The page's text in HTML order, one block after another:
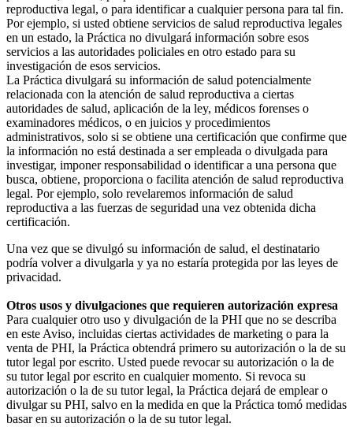
reproductiva legal, o para identificar a cualquier persona para tal fin.
Por ejemplo, si usted obtiene servicios de salud reproductiva legales
en un estado, la Práctica no divulgará información sobre esos
servicios a las autoridades policiales en otro estado para su
investigación de esos servicios.
La Práctica divulgará su información de salud potencialmente
relacionada con la atención de salud reproductiva a ciertas
autoridades de salud, aplicación de la ley, médicos forenses o
examinadores médicos, o en juicios y procedimientos
administrativos, solo si se obtiene una certificación que confirme que
la información no está destinada a ser empleada o divulgada para
investigar, imponer responsabilidad o identificar a una persona que
busca, obtiene, proporciona o facilita atención de salud reproductiva
legal. Por ejemplo, solo revelaremos información de salud
reproductiva a las fuerzas de seguridad una vez obtenida dicha
certificación.
Una vez que se divulgó su información de salud, el destinatario
podría volver a divulgarla y ya no estaría protegida por las leyes de
privacidad.
Otros usos y divulgaciones que requieren autorización expresa
Para cualquier otro uso y divulgación de la PHI que no se describa
en este Aviso, incluidas ciertas actividades de marketing o para la
venta de PHI, la Práctica obtendrá primero su autorización o la de su
tutor legal por escrito. Usted puede revocar su autorización o la de
su tutor legal por escrito en cualquier momento. Si revoca su
autorización o la de su tutor legal, la Práctica dejará de emplear o
divulgar su PHI, salvo en la medida en que la Práctica tomó medidas
basar en su autorización o la de su tutor legal.